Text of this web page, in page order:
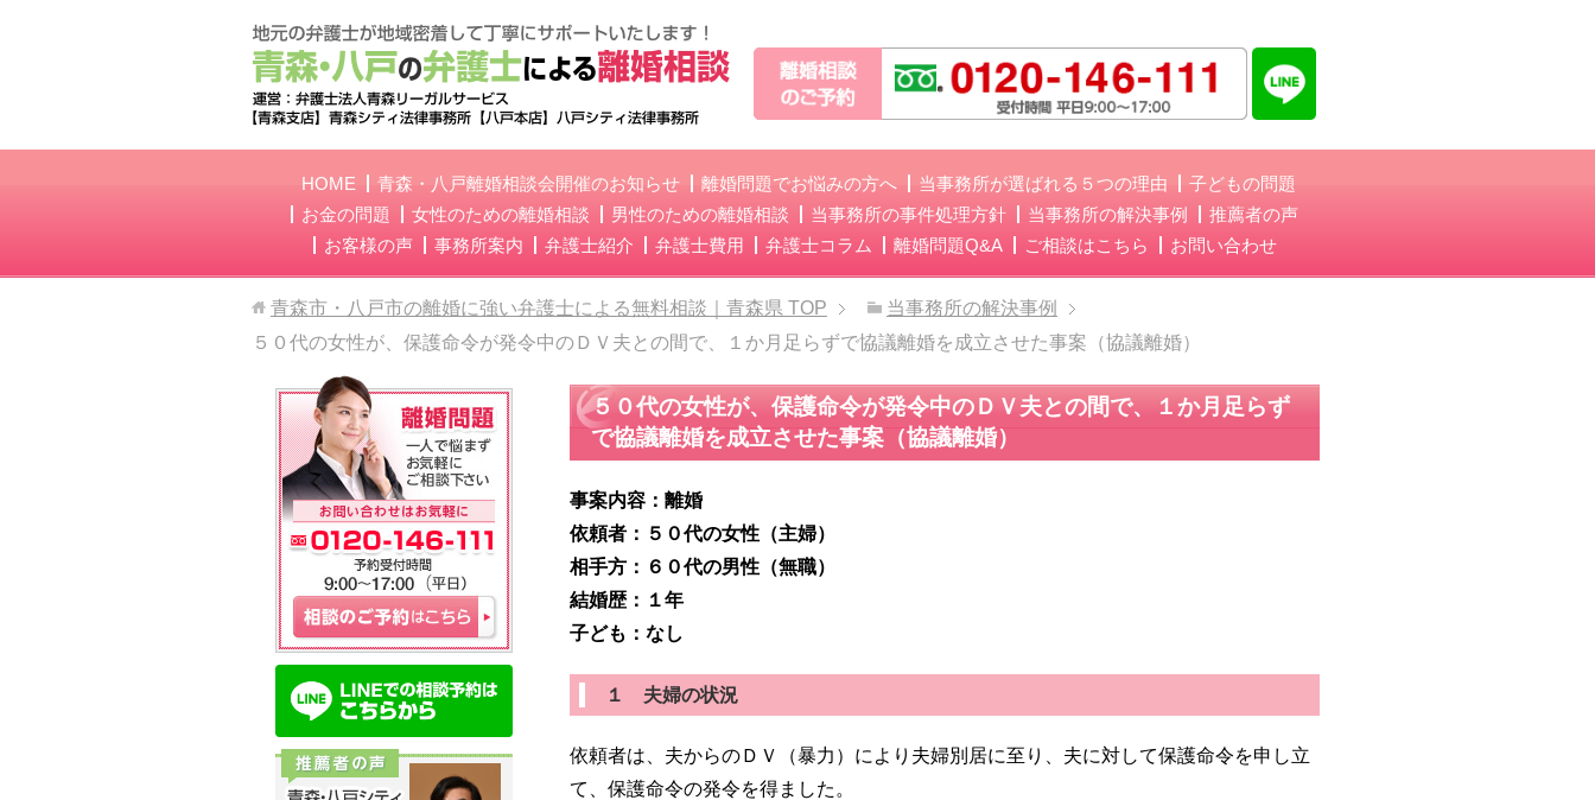
HOME 青森・八戸離婚相談会開催のお知らせ 離婚問題でお悩みの方へ 当事務所が選ばれる５つの理由
子どもの問題
お金の問題
女性のための離婚相談 男性のための離婚相談 当事務所の事件処理方針 当事務所の解決事例
推薦者の声
お客様の声
事務所案内 弁護士紹介 弁護士費用 弁護士コラム 離婚問題Q&A ご相談はこちら お問い合わせ
青森市・八戸市の離婚に強い弁護士による無料相談｜青森県 TOP
当事務所の解決事例
５０代の女性が、保護命令が発令中のＤＶ夫との間で、１か月足らずで協議離婚を成立させた事案（協議離婚）
５０代の女性が、保護命令が発令中のＤＶ夫との間で、１か月足らず
で協議離婚を成立させた事案（協議離婚）
事案内容：離婚
依頼者：５０代の女性（主婦）
相手方：６０代の男性（無職）
結婚歴：１年
子ども：なし
１ 夫婦の状況
依頼者は、夫からのＤＶ（暴力）により夫婦別居に至り、夫に対して保護命令を申し立
て、保護命令の発令を得ました。